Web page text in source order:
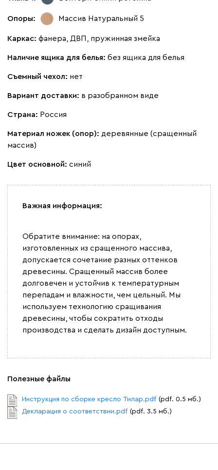
100 130 690
Винтер
Альтеа 1701
Бежевый Графит
Дарте
Графит Серый Терракота Тёмно-синий
Опоры: Массив Натуральный 5
Каркас: фанера, ДВП, пружинная змейка
Наличие ящика для белья: без ящика для белья
Съемный чехол: нет
Вариант доставки: в разобранном виде
Страна: Россия
Материал ножек (опор): деревянные (сращенный
массив)
Цвет основной: синий
Важная информация:
Обратите внимание: на опорах,
изготовленных из сращенного массива,
допускается сочетание разных оттенков
древесины. Сращенный массив более
долговечен и устойчив к температурным
перепадам и влажности, чем цельный. Мы
используем технологию сращивания
древесины, чтобы сократить отходы
производства и сделать дизайн доступным.
Полезные файлы
Инструкция по сборке кресло Тилар.pdf (pdf. 0.5 мб.)
Декларация о соответствии.pdf (pdf. 3.5 мб.)